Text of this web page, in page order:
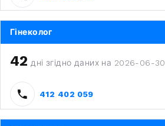
Гінеколог
42 дні згідно даних на 2026-06-30
412 402 059